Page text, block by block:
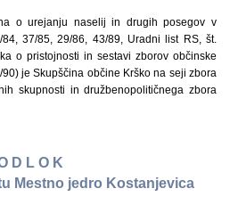
o urejanju naselij in drugih posegov v
37/85, 29/86, 43/89, Uradni list RS, št.
o pristojnosti in sestavi zborov občinske
je Skupščina občine Krško na seji zbora
skupnosti in družbenopolitičnega zbora
D L O K
Mestno jedro Kostanjevica